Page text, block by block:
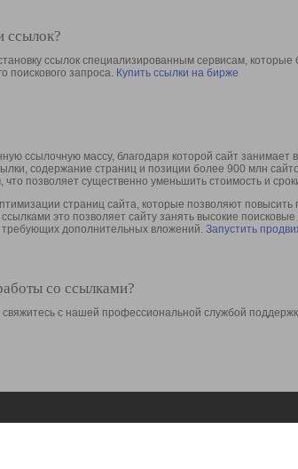
ссылок?
ссылок специализированным сервисам,
поискового запроса. Купить ссылки на бирже
ссылочную массу, благодаря которой сайт
содержание страниц и позиции более 900 млн
позволяет существенно уменьшить стоимость и
страниц сайта, которые позволяют повысить
это позволяет сайту занять высокие
дополнительных вложений. Запустить
со ссылками?
с нашей профессиональной службой